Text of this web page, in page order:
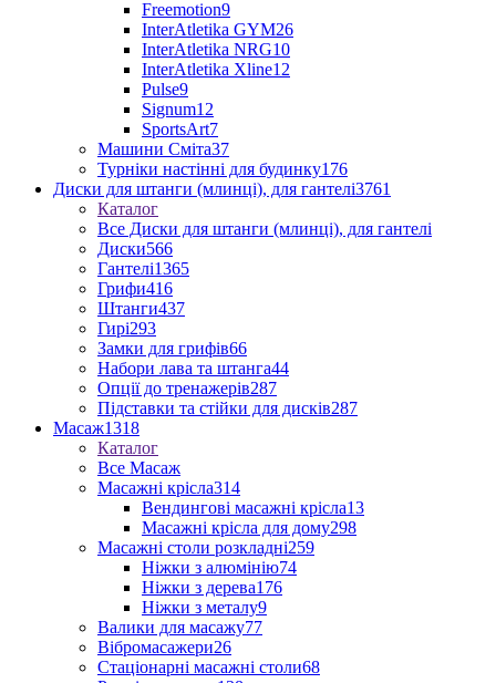
Freemotion9
InterAtletika GYM26
InterAtletika NRG10
InterAtletika Xline12
Pulse9
Signum12
SportsArt7
Машини Сміта37
Турніки настінні для будинку176
Диски для штанги (млинці), для гантелі3761
Каталог
Все Диски для штанги (млинці), для гантелі
Диски566
Гантелі1365
Грифи416
Штанги437
Гирі293
Замки для грифів66
Набори лава та штанга44
Опції до тренажерів287
Підставки та стійки для дисків287
Масаж1318
Каталог
Все Масаж
Масажні крісла314
Вендингові масажні крісла13
Масажні крісла для дому298
Масажні столи розкладні259
Ніжки з алюмінію74
Ніжки з дерева176
Ніжки з металу9
Валики для масажу77
Вібромасажери26
Стаціонарні масажні столи68